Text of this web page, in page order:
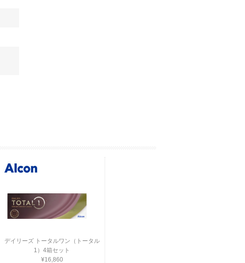
デイリーズ トータルワン（トータル
1）4箱セット
¥16,860